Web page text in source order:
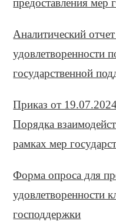
предоставления мер
Аналитический
удовлетворенности
государственной
Приказ от
Порядка
рамках мер
Форма опроса для
удовлетворенности
господдержки